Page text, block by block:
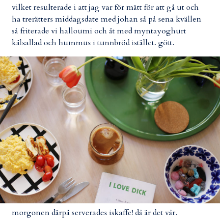
vilket resulterade i att jag var för mätt för att gå ut och
ha trerätters middagsdate med johan så på sena kvällen
så friterade vi halloumi och åt med myntayoghurt
kålsallad och hummus i tunnbröd istället. gött.
morgonen därpå serverades iskaffe! då är det vår.